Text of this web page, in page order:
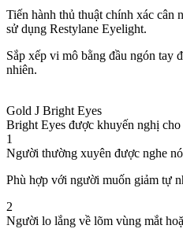
Tiến hành thủ thuật chính xác cân
sử dụng Restylane Eyelight.
Sắp xếp vi mô bằng đầu ngón tay
nhiên.
Gold J Bright Eyes
Bright Eyes được khuyến nghị
1
Người thường xuyên được nghe
Phù hợp với người muốn giảm tự
2
Người lo lắng về lõm vùng mắt